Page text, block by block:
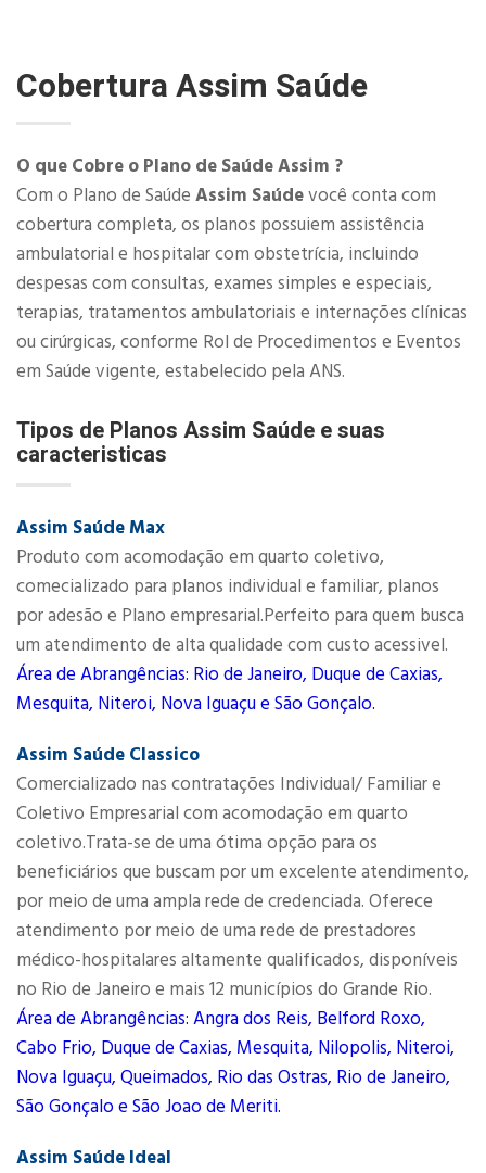
CoberturaAssim Saúde
O que Cobre o Plano de Saúde Assim ?
Com o Plano de Saúde Assim Saúdevocê conta com
cobertura completa, os planos possuiem assistência
ambulatorial e hospitalar com obstetrícia, incluindo
despesas com consultas, exames simples e especiais,
terapias, tratamentos ambulatoriais e internações clínicas
ou cirúrgicas, conforme Rol de Procedimentos e Eventos
em Saúde vigente, estabelecido pela ANS.​
Tipos de Planos Assim Saúde e suas
caracteristicas
Assim Saúde Max
Produto com acomodação em quarto coletivo,
comecializado para planos individual e familiar, planos
por adesão e Plano empresarial.Perfeito para quem busca
um atendimento de alta qualidade com custo acessivel.
Área de Abrangências: Rio de Janeiro, Duque de Caxias,
Mesquita, Niteroi, Nova Iguaçu e São Gonçalo.
Assim Saúde Classico
Comercializado nas contratações Individual/ Familiar e
Coletivo Empresarial com acomodação em quarto
coletivo.Trata-se de uma ótima opção para os
beneficiários que buscam por um excelente atendimento,
por meio de uma ampla rede de credenciada. Oferece
atendimento por meio de uma rede de prestadores
médico-hospitalares altamente qualificados, disponíveis
no Rio de Janeiro e mais 12 municípios do Grande Rio.
Área de Abrangências: Angra dos Reis, Belford Roxo,
Cabo Frio, Duque de Caxias, Mesquita, Nilopolis, Niteroi,
Nova Iguaçu, Queimados, Rio das Ostras, Rio de Janeiro,
São Gonçalo e São Joao de Meriti.
Assim Saúde Ideal